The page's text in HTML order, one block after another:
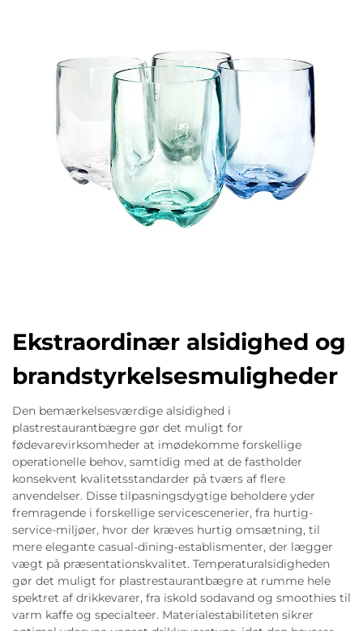
Ekstraordinær alsidighed og
brandstyrkelsesmuligheder
Den bemærkelsesværdige alsidighed i
plastrestaurantbægre gør det muligt for
fødevarevirksomheder at imødekomme forskellige
operationelle behov, samtidig med at de fastholder
konsekvent kvalitetsstandarder på tværs af flere
anvendelser. Disse tilpasningsdygtige beholdere yder
fremragende i forskellige servicescenerier, fra hurtig-
service-miljøer, hvor der kræves hurtig omsætning, til
mere elegante casual-dining-establismenter, der lægger
vægt på præsentationskvalitet. Temperaturalsidigheden
gør det muligt for plastrestaurantbægre at rumme hele
spektret af drikkevarer, fra iskold sodavand og smoothies til
varm kaffe og specialteer. Materialestabiliteten sikrer